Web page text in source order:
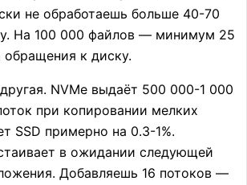
не обработаешь больше 40-70
На 100 000 файлов — минимум 25
обращения к диску.
NVMe выдаёт 500 000-1 000
при копировании мелких
SSD примерно на 0.3-1%.
в ожидании следующей
Добавляешь 16 потоков —